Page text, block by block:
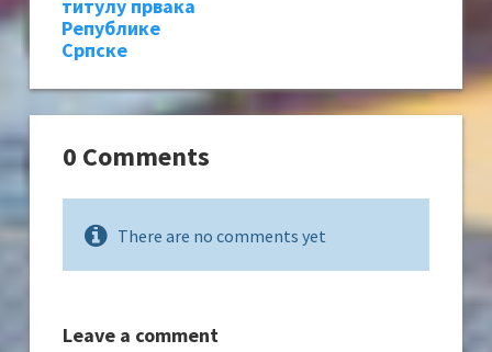
титулу првака
Републике
Српске
0 Comments
There are no comments yet
Leave a comment